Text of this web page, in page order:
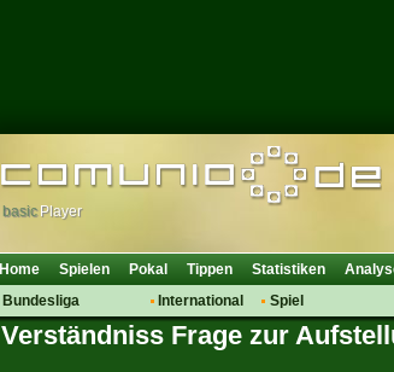
basic Player
Home Spielen Pokal Tippen Statistiken
Bundesliga
Hot News
International
Vereine
Spiel
Regeln & Tipps
Verständniss Frage zur